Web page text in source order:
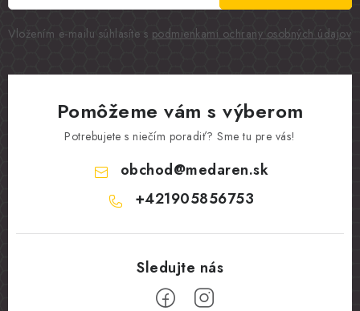
Vložením e-mailu súhlasíte s podmienkami ochrany osobných údajov
Pomôžeme vám s výberom
Potrebujete s niečím poradiť? Sme tu pre vás!
obchod@medaren.sk
+421905856753